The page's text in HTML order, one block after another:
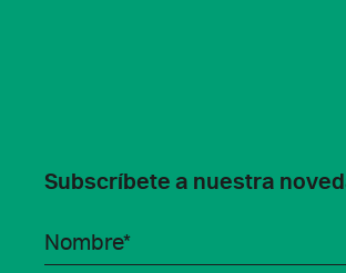
Subscríbete a nuestra